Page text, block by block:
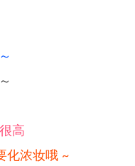
高
化浓妆哦 ~